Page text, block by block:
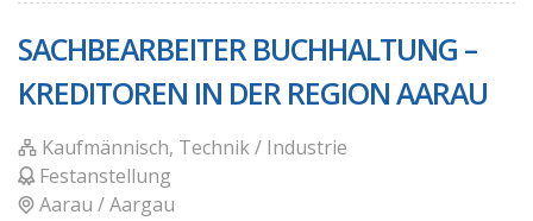
SACHBEARBEITER BUCHHALTUNG –
KREDITOREN IN DER REGION AARAU
Kaufmännisch, Technik / Industrie
Festanstellung
Aarau / Aargau